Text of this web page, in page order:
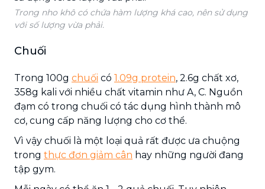
Trong nho khô có chứa hàm lượng khá cao, nên sử dụng
với số lượng vừa phải.
Chuối
Trong 100g chuối có 1.09g protein, 2.6g chất xơ,
358g kali với nhiều chất vitamin như A, C. Nguồn
đạm có trong chuối có tác dụng hình thành mô
cơ, cung cấp năng lượng cho cơ thể.
Vì vậy chuối là một loại quả rất được ưa chuộng
trong thực đơn giảm cân hay những người đang
tập gym.